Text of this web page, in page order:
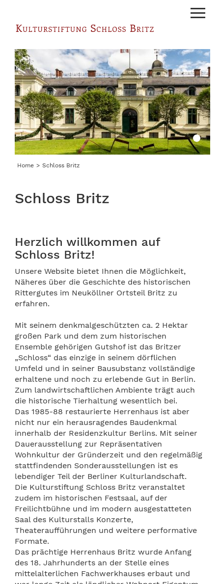
Menu
Home Schloss Britz
Schloss Britz
Herzlich willkommen auf
Schloss Britz!
Unsere Website bietet Ihnen die Möglichkeit,
Näheres über die Geschichte des historischen
Rittergutes im Neuköllner Ortsteil Britz zu
erfahren.
Mit seinem denkmalgeschützten ca. 2 Hektar
großen Park und dem zum historischen
Ensemble gehörigen Gutshof ist das Britzer
„Schloss“ das einzige in seinem dörflichen
Umfeld und in seiner Bausubstanz vollständige
erhaltene und noch zu erlebende Gut in Berlin.
Zum landwirtschaftlichen Ambiente trägt auch
die historische Tierhaltung wesentlich bei.
Das 1985-88 restaurierte Herrenhaus ist aber
nicht nur ein herausragendes Baudenkmal
innerhalb der Residenzkultur Berlins. Mit seiner
Dauerausstellung zur Repräsentativen
Wohnkultur der Gründerzeit und den regelmäßig
stattfindenden Sonderausstellungen ist es
lebendiger Teil der Berliner Kulturlandschaft.
Die Kulturstiftung Schloss Britz veranstaltet
zudem im historischen Festsaal, auf der
Freilichtbühne und im modern ausgestatteten
Saal des Kulturstalls Konzerte,
Theateraufführungen und weitere performative
Formate.
Das prächtige Herrenhaus Britz wurde Anfang
des 18. Jahrhunderts an der Stelle eines
mittelalterlichen Fachwerkhauses erbaut und